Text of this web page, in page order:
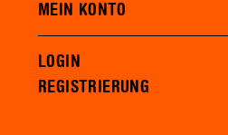
MEIN KONTO
LOGIN
REGISTRIERUNG